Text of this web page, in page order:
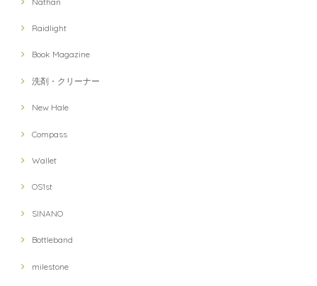
Raidlight
Book Magazine
洗剤・クリーナー
New Hale
Compass
Wallet
OS1st
SINANO
Bottleband
milestone